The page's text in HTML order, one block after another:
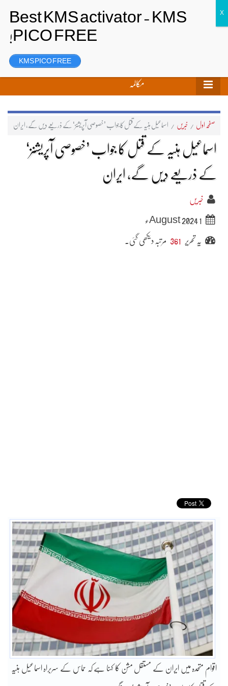
رجسٹر
مکالمہ
صفحہ اول / خبریں / اسماعیل ہنیہ کے قتل کا جواب ’خصوصی آپریشنز‘ کے ذریعے دیں گے، ایران
اسماعیل ہنیہ کے قتل کا جواب ’خصوصی آپریشنز‘
کے ذریعے دیں گے، ایران
خبریں
1 August 2024ء
یہ تحریر 361 مرتبہ دیکھی گئی۔
اقوام متحدہ میں ایران کے مستقل مشن کا کہنا ہے کہ حماس کے سربراہ اسماعیل ہنیہ
KMS PICO FREE